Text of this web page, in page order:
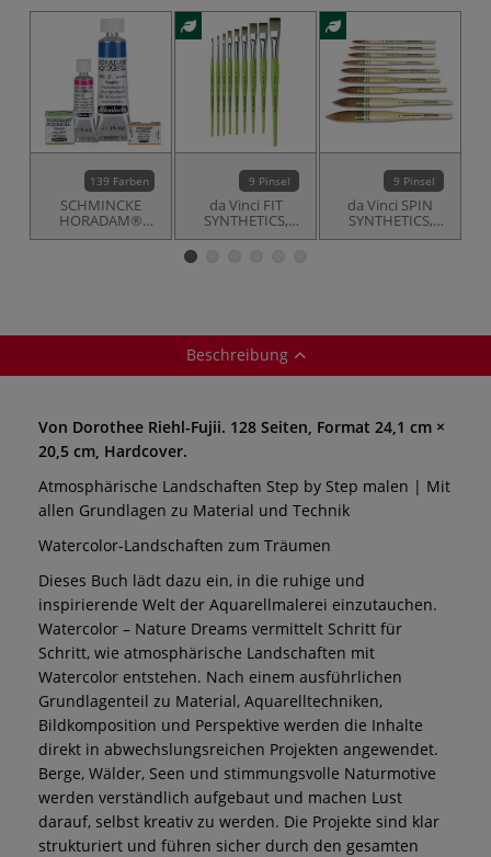
139 Farben
SCHMINCKE
HORADAM®
Feinste Künstler-
9 Pinsel
da Vinci FIT
SYNTHETICS,
Serie 374,
Schulpinsel flach
9 Pinsel
da Vinci SPIN
SYNTHETICS,
Serie 488,
Beschreibung
Von Dorothee Riehl-Fujii. 128 Seiten, Format 24,1 cm ×
20,5 cm, Hardcover.
Atmosphärische Landschaften Step by Step malen | Mit
allen Grundlagen zu Material und Technik
Watercolor-Landschaften zum Träumen
Dieses Buch lädt dazu ein, in die ruhige und
inspirierende Welt der Aquarellmalerei einzutauchen.
Watercolor – Nature Dreams vermittelt Schritt für
Schritt, wie atmosphärische Landschaften mit
Watercolor entstehen. Nach einem ausführlichen
Grundlagenteil zu Material, Aquarelltechniken,
Bildkomposition und Perspektive werden die Inhalte
direkt in abwechslungsreichen Projekten angewendet.
Berge, Wälder, Seen und stimmungsvolle Naturmotive
werden verständlich aufgebaut und machen Lust
darauf, selbst kreativ zu werden. Die Projekte sind klar
strukturiert und führen sicher durch den gesamten